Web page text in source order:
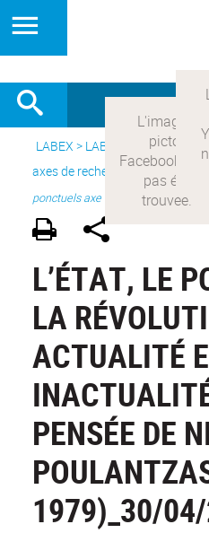
LABEX > LABEX COMOD>
axes de recherche>Axe 3 :
ponctuels axe III
L’ÉTAT, LE
LA
ACTUALITÉ
PENSÉE DE
1979)_30/